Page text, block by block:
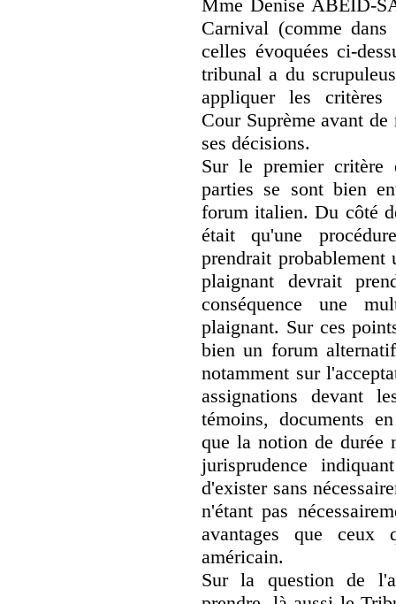
Mme Denise ABEID-
Carnival (comme dans
celles évoquées ci-
tribunal a du
appliquer les
Cour Suprème avant de
ses décisions.
Sur le premier critère
parties se sont bien
forum italien. Du côté
était qu'une
prendrait probablement
plaignant devrait
conséquence une
plaignant. Sur ces
bien un forum
notamment sur
assignations devant
témoins, documents
que la notion de
jurisprudence
d'exister sans
n'étant pas
avantages que
américain.
Sur la question de